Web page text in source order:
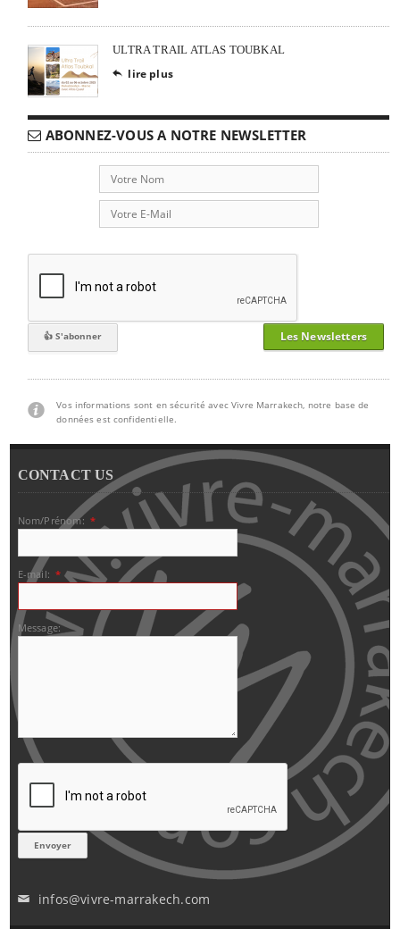
ULTRA TRAIL ATLAS TOUBKAL
 lire plus
ABONNEZ-VOUS A NOTRE NEWSLETTER
Les Newsletters
Vos informations sont en sécurité avec Vivre Marrakech, notre base de
données est confidentielle.
CONTACT US
Nom/Prénom: *
E-mail: *
Message:
✉ infos@vivre-marrakech.com